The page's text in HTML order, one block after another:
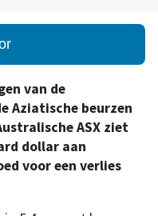
van de
Aziatische beurzen
ASX ziet
dollar aan
voor een verlies